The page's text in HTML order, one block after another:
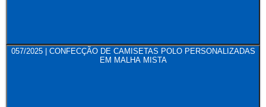
057/2025 | CONFECÇÃO DE CAMISETAS POLO PERSONALIZADAS
EM MALHA MISTA